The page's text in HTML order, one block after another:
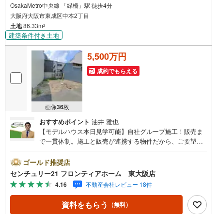
OsakaMetro中央線 「緑橋」駅 徒歩4分
大阪府大阪市東成区中本2丁目
土地86.33m2
建築条件付き土地
画像36枚
5,500万円
成約でもらえる
おすすめポイント 油井 雅也
【モデルハウス本日見学可能】自社グループ施工！販売ま
で一貫体制。施工と販売が連携する物件だから、ご要望に
ない家づくり。～自社ブランド物件:建売価格で「理想」を
諦めない住まい～■なぜ建売価格で「理想」が叶うのか？
施工から販売までグループ内で完結させることで中間コス
トを徹底カット。その分を「広さ」と「性能」に還元しま
した■「お金の理想」も諦めない。専属FPによる無料相談
・家計の「見える化」で安心を 教育費や老後資金など将来
ゴールド推奨店
センチュリー21 フロンティアホーム 東大阪店
4.16 不動産会社レビュー 18件
資料をもらう （無料）